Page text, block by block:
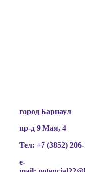
город Барнаул
пр-д 9 Мая, 4
Тел: +7 (3852)
e-